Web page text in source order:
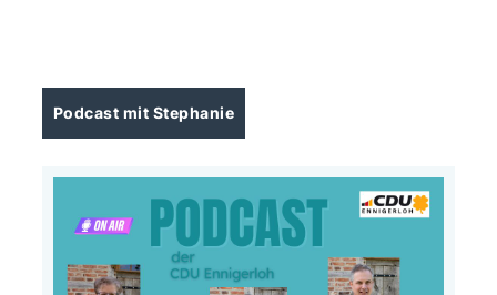
Podcast mit Stephanie